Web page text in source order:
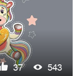
37 543